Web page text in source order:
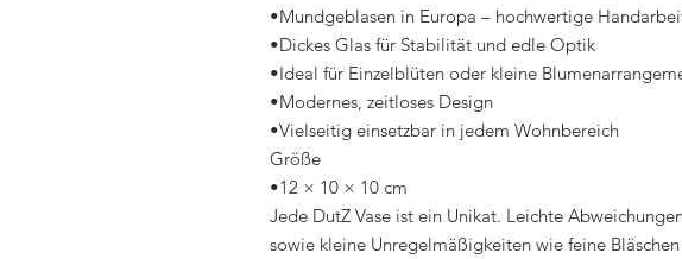
•Mundgeblasen in Europa – hochwertige
•Dickes Glas für Stabilität und edle Optik
•Ideal für Einzelblüten oder kleine
•Modernes, zeitloses Design
•Vielseitig einsetzbar in jedem Wohnbereich
Größe
•12 × 10 × 10 cm
Jede DutZ Vase ist ein Unikat. Leichte
sowie kleine Unregelmäßigkeiten wie feine